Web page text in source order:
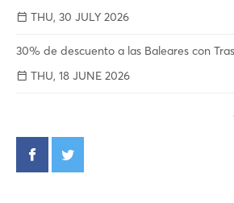
THU, 30 JULY 2026
30% de descuento a las Baleares con
THU, 18 JUNE 2026